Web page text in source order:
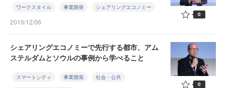
ワークスタイル 事業開発 シェアリングエコノミー
2016/12/06
0
シェアリングエコノミーで先行する都市、アム
ステルダムとソウルの事例から学べること
スマートシティ 事業開発 社会・公共
0